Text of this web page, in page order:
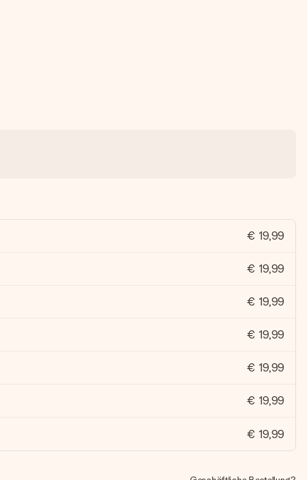
€ 19,99
€ 19,99
€ 19,99
€ 19,99
€ 19,99
€ 19,99
€ 19,99